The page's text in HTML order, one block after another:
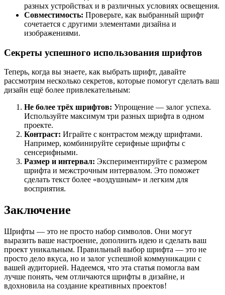
разных устройствах и в различных условиях освещения.
Совместимость: Проверьте, как выбранный шрифт
сочетается с другими элементами дизайна и
изображениями.
Секреты успешного использования шрифтов
Теперь, когда вы знаете, как выбрать шрифт, давайте
рассмотрим несколько секретов, которые помогут сделать ваш
дизайн ещё более привлекательным:
Не более трёх шрифтов: Упрощение — залог успеха.
Используйте максимум три разных шрифта в одном
проекте.
Контраст: Играйте с контрастом между шрифтами.
Например, комбинируйте серифные шрифты с
сенсерифными.
Размер и интервал: Экспериментируйте с размером
шрифта и межстрочным интервалом. Это поможет
сделать текст более «воздушным» и легким для
восприятия.
Заключение
Шрифты — это не просто набор символов. Они могут
выразить ваше настроение, дополнить идею и сделать ваш
проект уникальным. Правильный выбор шрифта — это не
просто дело вкуса, но и залог успешной коммуникации с
вашей аудиторией. Надеемся, что эта статья помогла вам
лучше понять, чем отличаются шрифты в дизайне, и
вдохновила на создание креативных проектов!